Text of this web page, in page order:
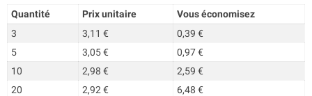
Quantité Prix unitaire
Vous économisez
3
3,11 €
0,39 €
5
3,05 €
0,97 €
10
2,98 €
2,59 €
20
2,92 €
6,48 €